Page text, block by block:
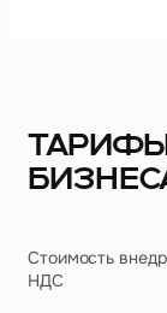
Стоимость
НДС